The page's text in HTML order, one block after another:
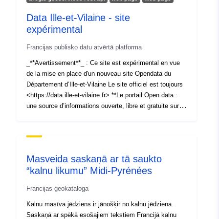
ieraksts:
December 2025
Jaunākā informācija par
Identifikatori:
8B080613-C259-4874-
8FC9-
D284CAE3D210@canton-
du-jura
http://data.europa.eu/88u/dataset/
Uzkrāšanas
periodiskums:
unknown
Data Ille-et-Vilaine - site
expérimental
Francijas publisko datu atvērtā platforma
_**Avertissement**_ : Ce site est expérimental en vue
de la mise en place d'un nouveau site Opendata du
Département d’Ille-et-Vilaine Le site officiel est toujours
<https://data.ille-et-vilaine.fr> **Le portail Open data :
une source d’informations ouverte, libre et gratuite sur
de données sur le Département d’Ille-et-Vilaine.
2016, l'Open data, ou ouverture des données, vise à
rendre les données publiques accessibles à tous les
redistribuer librement et sans restriction. La mise en
place du portail Open data d’Ille-et-Vilaine en 2021 vise
à répondre à un enjeu de transparence de l’action
Masveida saskaņā ar tā saukto
“kalnu likumu” Midi-Pyrénées
Francijas ģeokataloga
Kalnu masīva jēdziens ir jānošķir no kalnu jēdziena.
Saskaņā ar spēkā esošajiem tekstiem Francijā kalnu